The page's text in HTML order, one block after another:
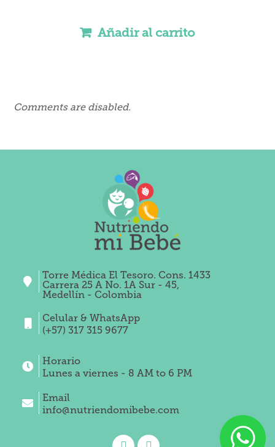
Añadir al carrito
Comments are disabled.
Torre Médica El Tesoro. Cons. 1433
Carrera 25 A No. 1A Sur - 45,
Medellín - Colombia
Celular & WhatsApp
(+57) 317 315 9677
Horario
Lunes a viernes - 8 AM to 6 PM
Email
info@nutriendomibebe.com